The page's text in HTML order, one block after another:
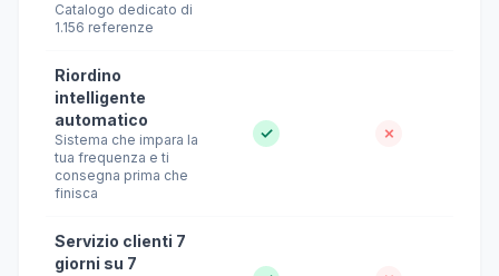
Catalogo dedicato di
1.156 referenze
Riordino
intelligente
automatico
Sistema che impara la
tua frequenza e ti
consegna prima che
finisca
✓ ✗
Servizio clienti 7
giorni su 7